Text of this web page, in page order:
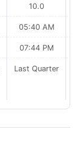
10.0
05:40 AM
07:44 PM
Last Quarter